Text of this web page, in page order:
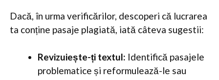
Dacă, în urma verificărilor, descoperi că lucrarea
ta conține pasaje plagiată, iată câteva sugestii:
Revizuiește-ți textul: Identifică pasajele
problematice și reformulează-le sau